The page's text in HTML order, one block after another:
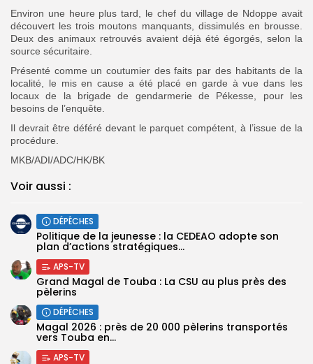
Environ une heure plus tard, le chef du village de Ndoppe avait
découvert les trois moutons manquants, dissimulés en brousse.
Deux des animaux retrouvés avaient déjà été égorgés, selon la
source sécuritaire.
Présenté comme un coutumier des faits par des habitants de la
localité, le mis en cause a été placé en garde à vue dans les
locaux de la brigade de gendarmerie de Pékesse, pour les
besoins de l’enquête.
Il devrait être déféré devant le parquet compétent, à l’issue de la
procédure.
MKB/ADI/ADC/HK/BK
Voir aussi :
DÉPÊCHES
Politique de la jeunesse : la CEDEAO adopte son
plan d’actions stratégiques...
APS-TV
Grand Magal de Touba : La CSU au plus près des
pèlerins
DÉPÊCHES
Magal 2026 : près de 20 000 pèlerins transportés
vers Touba en...
APS-TV